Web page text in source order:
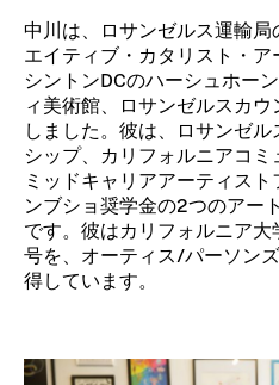
中川は、ロサンゼルス運輸
エイティブ・カタリスト・
シントンDCのハーシュホー
ィ美術館、ロサンゼルスカ
しました。彼は、ロサンゼ
シップ、カリフォルニアコ
ミッドキャリアアーティス
ンブショ奨学金の2つのアー
です。彼はカリフォルニア
号を、オーティス/パーソン
得しています。